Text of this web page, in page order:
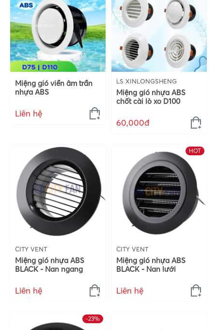
Miệng gió viền âm trần
nhựa ABS
Liên hệ
LS XINLONGSHENG
Miệng gió nhựa ABS
chốt cài lò xo D100
60,000đ
CITY VENT
Miệng gió nhựa ABS
BLACK - Nan ngang
Liên hệ
HOT
CITY VENT
Miệng gió nhựa ABS
BLACK - Nan lưới
Liên hệ
-23%